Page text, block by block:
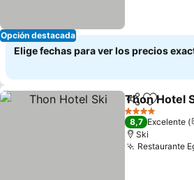
Opción destacada
Elige fechas para ver los precios
Compartir
Agregar
Thon Hotel
4 Estrellas
8,7 Excelente
Ski
Restaurante